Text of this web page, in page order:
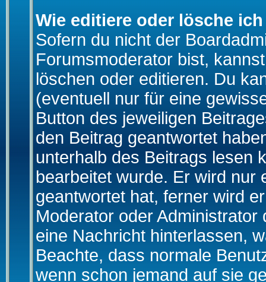
Wie editiere oder lösche
Sofern du nicht der
Forumsmoderator bist,
löschen oder editieren. Du
(eventuell nur für eine
Button des jeweiligen
den Beitrag geantwortet
unterhalb des Beitrags lesen
bearbeitet wurde. Er wird nur
geantwortet hat, ferner wird
Moderator oder
eine Nachricht hinterlassen,
Beachte, dass normale
wenn schon jemand auf sie